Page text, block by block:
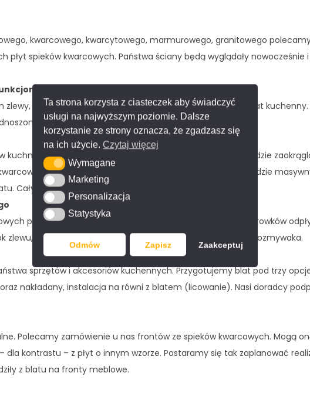
Ta strona korzysta z ciasteczek aby świadczyć
usługi na najwyższym poziomie. Dalsze
korzystanie ze strony oznacza, że zgadzasz się
na ich użycie. Czytaj więcej
WymaganeWymagane
MarketingMarketing
Personalizacja
Personalizacja
StatystykaStatystyka
Odmów Zapisz Zaakceptuj
kwarcowego, kwarcytowego, marmurowego, granitowego
płyt spieków kwarcowych. Państwa ściany będą wyglądały
w całości wykonane z tych spieków kwarcowych, co blat
powierzchnią, która może być zlicowana z blatem.
kuchni i łazience to fazowanie. Na życzenie oferujemy krawędzie
pod kątem 45 stopni uzyskuje się krawędź o wyglądzie
Cały blat wygląda niezwykle efektownie.
płyt spieków kwarcowych polecamy wybór specjalnych rowków
zlewu, która umożliwi łatwe spływanie wody z naczyń do zlewozmywaka.
sprzętów i akcesoriów kuchennych. Przygotujemy blat pod trzy
nakładany, instalacja na równi z blatem (licowanie). Nasi doradcy
Polecamy zamówienie u nas frontów ze spieków kwarcowych. Mogą
kontrastu – z płyt o innym wzorze. Postaramy się tak zaplanować
z blatu na fronty meblowe.